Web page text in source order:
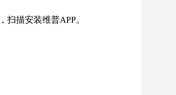
，扫描安装维普APP。